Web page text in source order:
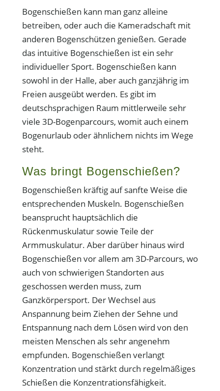
Bogenschießen kann man ganz alleine
betreiben, oder auch die Kameradschaft mit
anderen Bogenschützen genießen. Gerade
das intuitive Bogenschießen ist ein sehr
individueller Sport. Bogenschießen kann
sowohl in der Halle, aber auch ganzjährig im
Freien ausgeübt werden. Es gibt im
deutschsprachigen Raum mittlerweile sehr
viele 3D-Bogenparcours, womit auch einem
Bogenurlaub oder ähnlichem nichts im Wege
steht.
Was bringt Bogenschießen?
Bogenschießen kräftig auf sanfte Weise die
entsprechenden Muskeln. Bogenschießen
beansprucht hauptsächlich die
Rückenmuskulatur sowie Teile der
Armmuskulatur. Aber darüber hinaus wird
Bogenschießen vor allem am 3D-Parcours, wo
auch von schwierigen Standorten aus
geschossen werden muss, zum
Ganzkörpersport. Der Wechsel aus
Anspannung beim Ziehen der Sehne und
Entspannung nach dem Lösen wird von den
meisten Menschen als sehr angenehm
empfunden. Bogenschießen verlangt
Konzentration und stärkt durch regelmäßiges
Schießen die Konzentrationsfähigkeit.